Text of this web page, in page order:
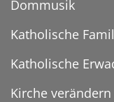
Dommusik
Katholische
Katholische
Kirche verändern